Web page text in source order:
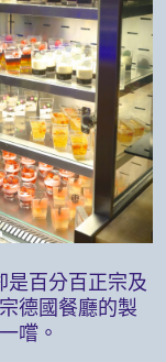
是百分百正宗及
德國餐廳的製
嚐。